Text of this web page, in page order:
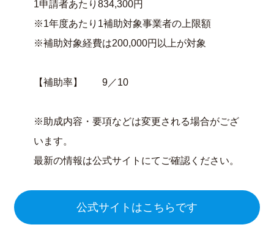
1申請者あたり834,300円
※1年度あたり1補助対象事業者の上限額
※補助対象経費は200,000円以上が対象
【補助率】 9／10
※助成内容・要項などは変更される場合がござ
います。
最新の情報は公式サイトにてご確認ください。
公式サイトはこちらです